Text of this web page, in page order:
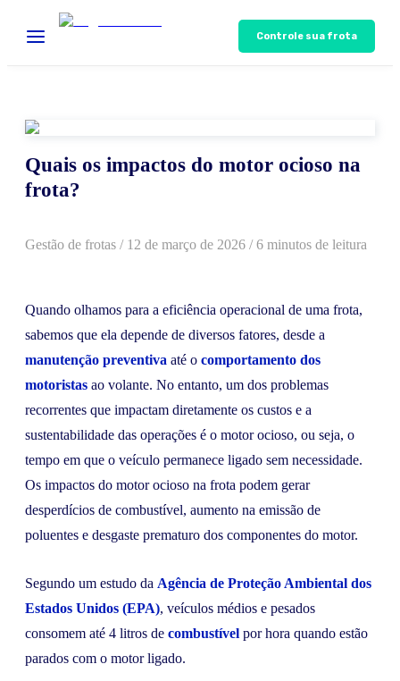
Controle sua frota
Quais os impactos do motor ocioso na
frota?
Gestão de frotas / 12 de março de 2026 / 6 minutos de leitura
Quando olhamos para a eficiência operacional de uma frota,
sabemos que ela depende de diversos fatores, desde a
manutenção preventiva até o comportamento dos
motoristas ao volante. No entanto, um dos problemas
recorrentes que impactam diretamente os custos e a
sustentabilidade das operações é o motor ocioso, ou seja, o
tempo em que o veículo permanece ligado sem necessidade.
Os impactos do motor ocioso na frota podem gerar
desperdícios de combustível, aumento na emissão de
poluentes e desgaste prematuro dos componentes do motor.
Segundo um estudo da Agência de Proteção Ambiental dos
Estados Unidos (EPA), veículos médios e pesados
consomem até 4 litros de combustível por hora quando estão
parados com o motor ligado.